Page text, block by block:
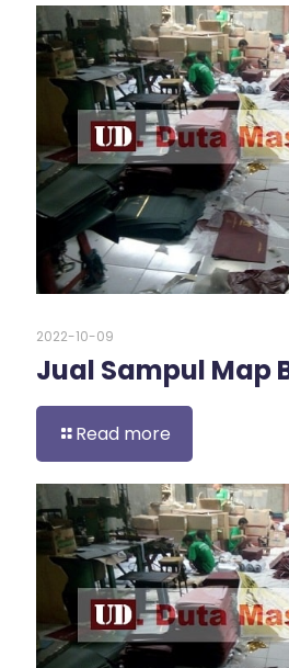
2022-10-09
Jual Sampul Map
Read more